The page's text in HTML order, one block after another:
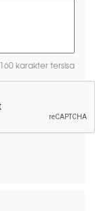
160 karakter tersisa